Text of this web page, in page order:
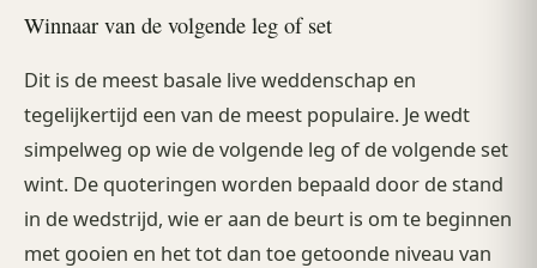
Winnaar van de volgende leg of set
Dit is de meest basale live weddenschap en
tegelijkertijd een van de meest populaire. Je wedt
simpelweg op wie de volgende leg of de volgende set
wint. De quoteringen worden bepaald door de stand
in de wedstrijd, wie er aan de beurt is om te beginnen
met gooien en het tot dan toe getoonde niveau van